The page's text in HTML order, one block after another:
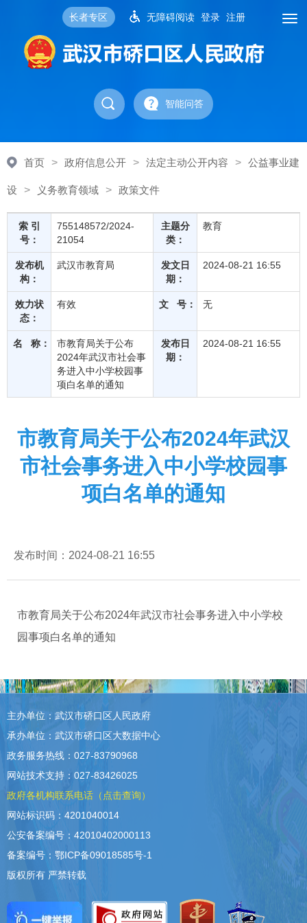
长者专区 无障碍阅读 登录 注册
智能问答
首页 > 政府信息公开 > 法定主动公开内容 > 公益事业建
设 > 义务教育领域 > 政策文件
索 引
号：
755148572/2024-
21054
主题分
类：
教育
发布机
构：
武汉市教育局
发文日
期：
2024-08-21 16:55
效力状
态：
有效 文 号： 无
名 称：
市教育局关于公布
2024年武汉市社会事
务进入中小学校园事
项白名单的通知
发布日
期：
2024-08-21 16:55
市教育局关于公布2024年武汉
市社会事务进入中小学校园事
项白名单的通知
发布时间：2024-08-21 16:55
市教育局关于公布2024年武汉市社会事务进入中小学校
园事项白名单的通知
主办单位：武汉市硚口区人民政府
承办单位：武汉市硚口区大数据中心
政务服务热线：027-83790968
网站技术支持：027-83426025
政府各机构联系电话（点击查询）
网站标识码：4201040014
公安备案编号：42010402000113
备案编号：鄂ICP备09018585号-1
版权所有 严禁转载